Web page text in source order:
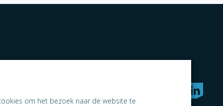
naar samen ondernemen
om het bezoek naar de website te